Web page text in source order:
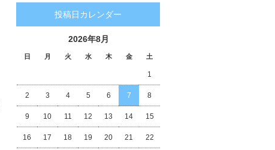
投稿日カレンダー
2026年8月
日 月 火 水 木 金 土
1
2 3 4 5 6 7 8
9 10 11 12 13 14 15
16 17 18 19 20 21 22